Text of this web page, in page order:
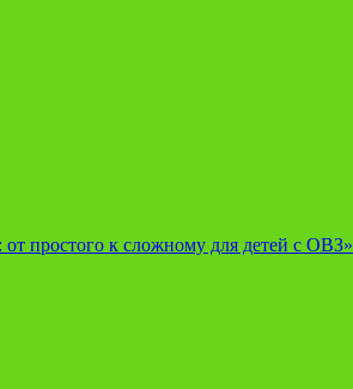
простого к сложному для детей с ОВЗ»